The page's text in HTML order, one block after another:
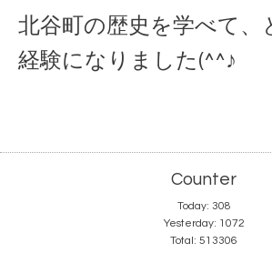
北谷町の歴史を学べて、
経験になりました(^^♪
Counter
Today: 308
Yesterday: 1072
Total: 513306